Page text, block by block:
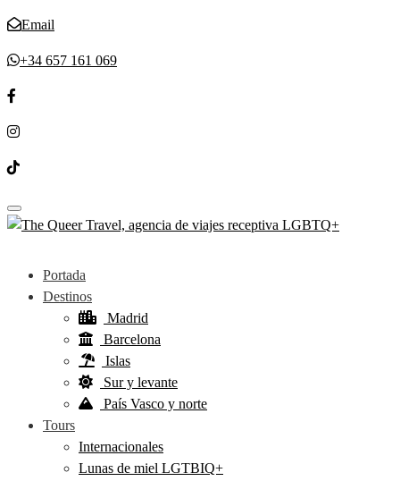
Email
+34 657 161 069
Toggle navigation
Portada
Destinos
Madrid
Barcelona
Islas
Sur y levante
País Vasco y norte
Tours
Internacionales
Lunas de miel LGTBIQ+